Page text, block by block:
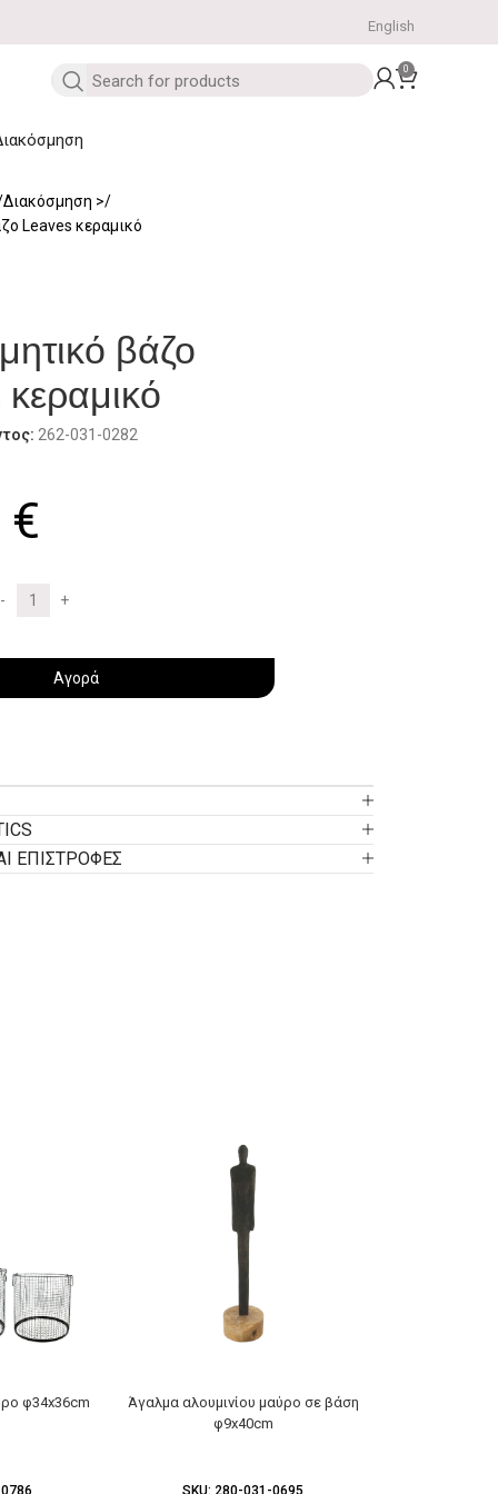
English
0
Διακόσμηση
Leaves κεραμικό
βάζο
262-031-0282
€
Αγορά
ΕΠΙΣΤΡΟΦΕΣ
φ34x36cm
Άγαλμα αλουμινίου μαύρο σε βάση
φ9x40cm
SKU: 280-031-0695